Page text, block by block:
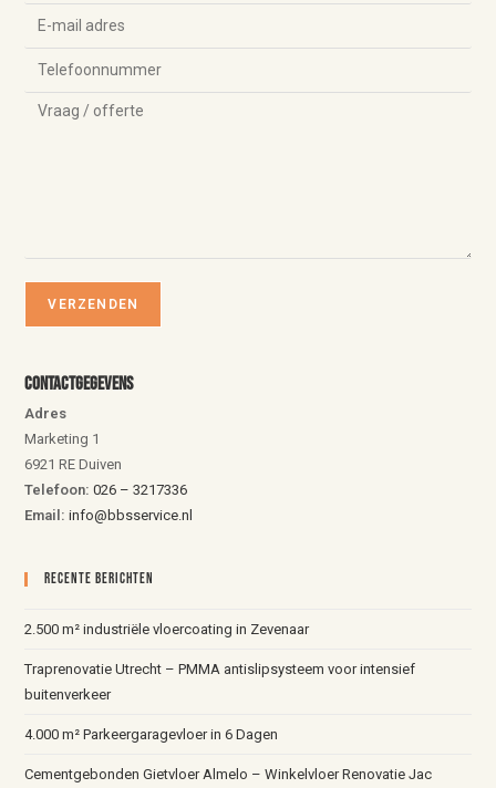
Contactgegevens
Adres
Marketing 1
6921 RE Duiven
Telefoon:026 – 3217336
Email: info@bbsservice.nl
Recente Berichten
2.500 m² industriële vloercoating in Zevenaar
Traprenovatie Utrecht – PMMA antislipsysteem voor intensief
buitenverkeer
4.000 m² Parkeergaragevloer in 6 Dagen
Cementgebonden Gietvloer Almelo – Winkelvloer Renovatie Jac